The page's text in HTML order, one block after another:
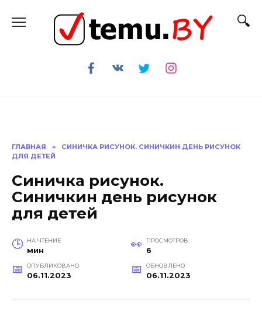
содержанию
ГЛАВНАЯ »
СИНИЧКА РИСУНОК. СИНИЧКИН ДЕНЬ РИСУНОК
ДЛЯ ДЕТЕЙ
Синичка рисунок.
Синичкин день рисунок
для детей
НА ЧТЕНИЕ
мин
ПРОСМОТРОВ
6
ОПУБЛИКОВАНО
06.11.2023
ОБНОВЛЕНО
06.11.2023